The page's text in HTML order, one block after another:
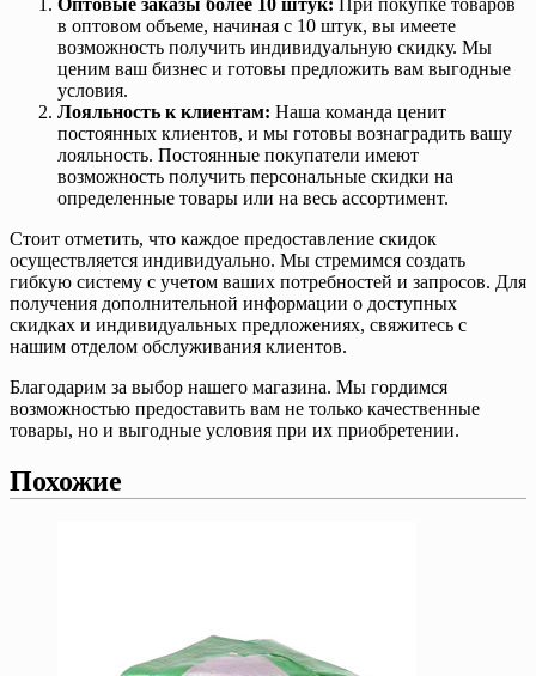
в оптовом объеме, начиная с 10 штук, вы имеете
возможность получить индивидуальную скидку. Мы
ценим ваш бизнес и готовы предложить вам выгодные
условия.
Лояльность к клиентам: Наша команда ценит
постоянных клиентов, и мы готовы вознаградить вашу
лояльность. Постоянные покупатели имеют
возможность получить персональные скидки на
определенные товары или на весь ассортимент.
Стоит отметить, что каждое предоставление скидок
осуществляется индивидуально. Мы стремимся создать
гибкую систему с учетом ваших потребностей и запросов. Для
получения дополнительной информации о доступных
скидках и индивидуальных предложениях, свяжитесь с
нашим отделом обслуживания клиентов.
Благодарим за выбор нашего магазина. Мы гордимся
возможностью предоставить вам не только качественные
товары, но и выгодные условия при их приобретении.
Похожие